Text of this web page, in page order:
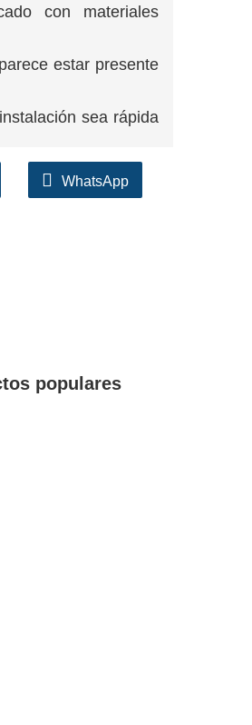
con materiales
estar presente
sea rápida
mejora la calidad
WhatsApp
populares